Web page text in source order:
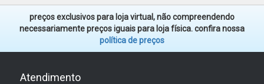
preços exclusivos para loja virtual, não compreendendo
necessariamente preços iguais para loja física. confira nossa
política de preços
Atendimento